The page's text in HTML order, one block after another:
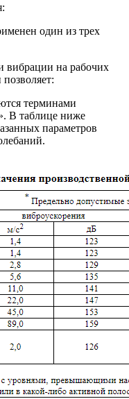
один из трех
на рабочих
терминами
В таблице ниже
параметров